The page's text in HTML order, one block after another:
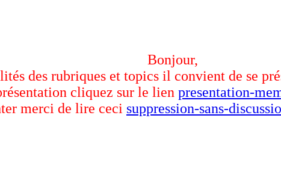
Bonjour,
des rubriques et topics il convient de se
cliquez sur le lien presentation-
merci de lire ceci suppression-sans-